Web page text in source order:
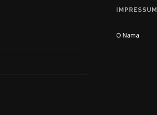
IMPRESSUM
O Nama